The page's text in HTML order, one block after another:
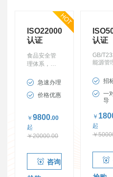
每日推出5款优惠认证，助力企业招
ISO22000
认证
食品安全管
理体系，食
必备急速办理
价格优惠
￥ 9800.00
起
￥20000.00
咨询
认证
GB/
能源管
能重点
备
招
一
导
￥
起
￥